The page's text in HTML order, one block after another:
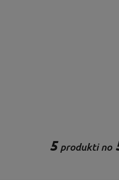
5 produkti no